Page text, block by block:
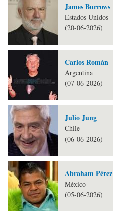
James Burrows
Estados Unidos
(20-06-2026)
Carlos Román
Argentina
(07-06-2026)
Julio Jung
Chile
(06-06-2026)
Abraham Pérez
México
(05-06-2026)